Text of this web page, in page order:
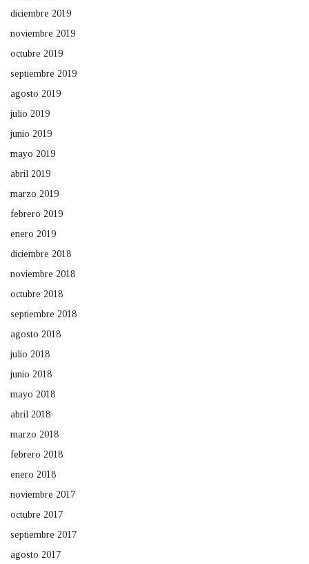
diciembre 2019
noviembre 2019
octubre 2019
septiembre 2019
agosto 2019
julio 2019
junio 2019
mayo 2019
abril 2019
marzo 2019
febrero 2019
enero 2019
diciembre 2018
noviembre 2018
octubre 2018
septiembre 2018
agosto 2018
julio 2018
junio 2018
mayo 2018
abril 2018
marzo 2018
febrero 2018
enero 2018
noviembre 2017
octubre 2017
septiembre 2017
agosto 2017